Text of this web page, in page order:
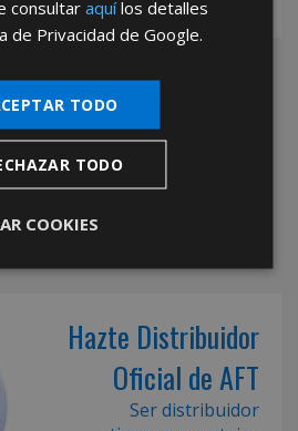
Hazte Distribuidor
Oficial de AFT
Ser distribuidor
consultaraquílos detalles
de Privacidad de Google.
TODO
TODO
COOKIES